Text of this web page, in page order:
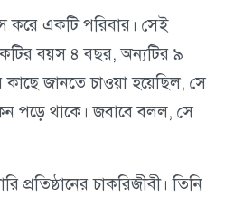
করে একটি পরিবার। সেই
বয়স ৪ বছর, অন্যটির ৯
জানতে চাওয়া হয়েছিল, সে
পড়ে থাকে। জবাবে বলল, সে
প্রতিষ্ঠানের চাকরিজীবী। তিনি